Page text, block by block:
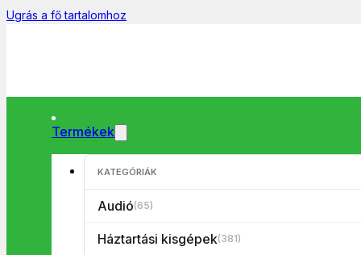
Ugrás a fő tartalomhoz
Termékek
KATEGÓRIÁK
Audió(65)
Háztartási kisgépek(381)